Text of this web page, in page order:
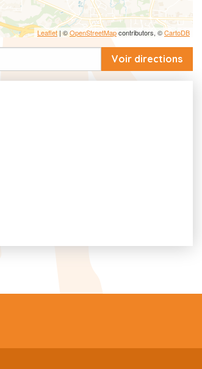
Leaflet | ©OpenStreetMapcontributors, ©CartoDB
Voir directions